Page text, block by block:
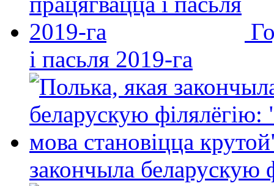
і пасьля 2019-га
закончыла беларускую